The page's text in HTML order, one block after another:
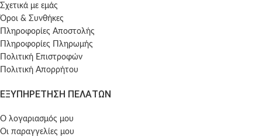
Σχετικά με εμάς
Όροι & Συνθήκες
Πληροφορίες Αποστολής
Πληροφορίες Πληρωμής
Πολιτική Επιστροφών
Πολιτική Απορρήτου
ΕΞΥΠΗΡΕΤΗΣΗ ΠΕΛΑΤΩΝ
Ο λογαριασμός μου
Οι παραγγελίες μου